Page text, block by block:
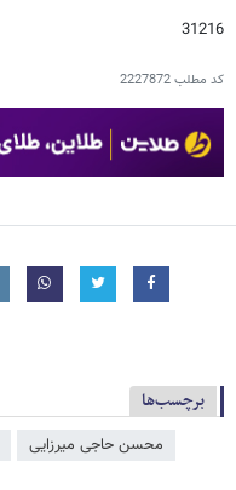
31216
کد مطلب2227872
برچسب‌ها
محسن حاجی میرزایی